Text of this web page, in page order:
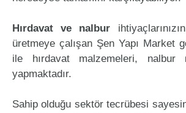
Hırdavat ve nalbur
üretmeye çalışan Şen Yapı Market
ile hırdavat malzemeleri, nalbur
yapmaktadır.
Sahip olduğu sektör tecrübesi